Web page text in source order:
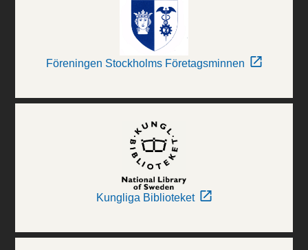
Föreningen Stockholms Företagsminnen
Kungliga Biblioteket